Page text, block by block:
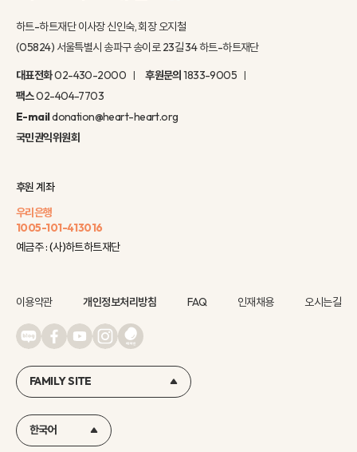
하트-하트재단 이사장 신인숙, 회장 오지철
(05824) 서울특별시 송파구 송이로 23길 34 하트-하트재단
대표전화02-430-2000 후원문의1833-9005
팩스02-404-7703
E-maildonation@heart-heart.org
국민권익위원회
후원 계좌
우리은행
1005-101-413016
예금주 : (사)하트하트재단
이용약관 개인정보처리방침 FAQ 인재채용 오시는길
FAMILY SITE
한국어